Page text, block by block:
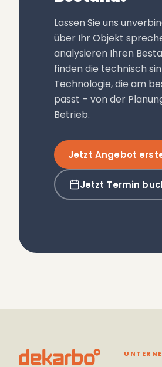
Lassen Sie uns
über Ihr Objekt
analysieren Ihren
finden die technisch
Technologie, die am
passt – von der
Betrieb.
Jetzt Angebot
Jetzt Termin